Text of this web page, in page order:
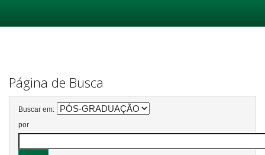
Página de Busca
Buscar em:
por